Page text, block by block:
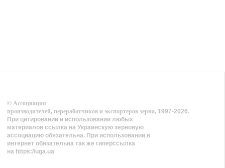
© Ассоциация
производителей, переработчиков и экспортеров зерна, 1997-2026.
При цитировании и использовании любых
материалов ссылка на Украинскую зерновую
ассоциацию обязательна. При использовании в
интернет обязательна так же гиперссылка
на https://uga.ua